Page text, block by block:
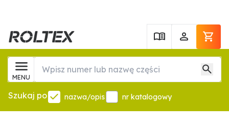
MENU
Szukaj po nazwa/opis nr katalogowy